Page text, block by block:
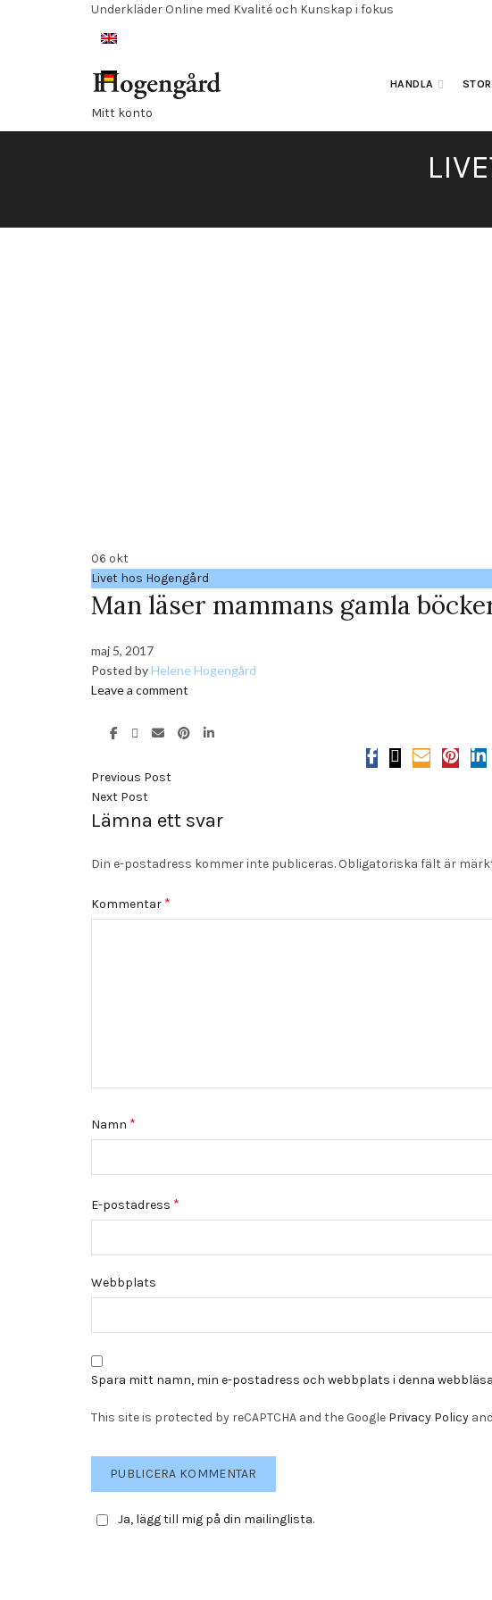
Underkläder Online med Kvalité och Kunskap i fokus
Mitt konto
Varukorg
HANDLA
06 okt
Livet hos Hogengård
Man läser mammans gamla
maj 5, 2017
Posted byHelene Hogengård
Leave a comment
Previous Post
Next Post
Lämna ett svar
Din e-postadress kommer inte publiceras. Obligatoriska fält är
Kommentar *
Namn *
E-postadress *
Webbplats
Spara mitt namn, min e-postadress och webbplats i denna
This site is protected by reCAPTCHA and the Google Privacy Policy and
Ja, lägg till mig på din mailinglista.